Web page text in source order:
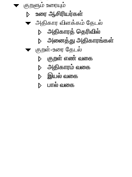
குறளும் உரையும்
உரை ஆசிரியர்கள்
அதிகார விளக்கம் தேடல்
அதிகாரத் தெரிவில்
அனைத்து அதிகாரங்கள்
குறள்-உரை தேடல்
குறள் எண் வகை
அதிகாரம் வகை
இயல் வகை
பால் வகை